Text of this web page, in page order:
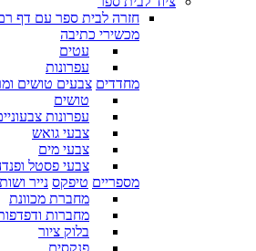
חזרה לבית ספר עם דף
מכשירי כתיבה
עטים
עפרונות
מחדדים צבעים טושים
טושים
עפרונות
צבעי גואש
צבעי מים
צבעי פסטל
מספריים טיפקס נייר
מחברת מכוונת
מחברות
בלוק ציור
פנקסים